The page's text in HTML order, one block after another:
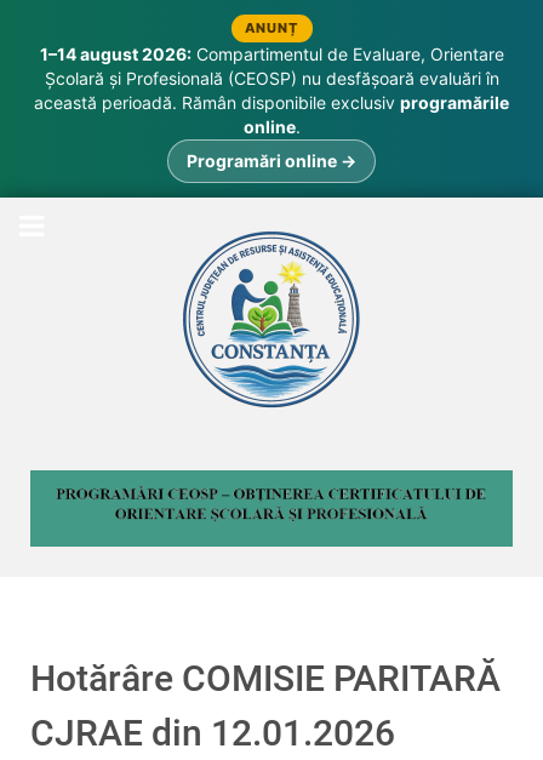
ANUNȚ
1–14 august 2026:Compartimentul de Evaluare, Orientare
Școlară și Profesională (CEOSP) nu desfășoară evaluări în
această perioadă. Rămân disponibile exclusiv programările
online.
Programări online →
Hotărâre COMISIE PARITARĂ
CJRAE din 12.01.2026